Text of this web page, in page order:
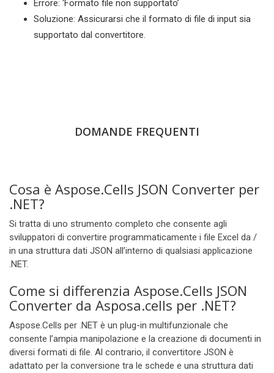
Errore: ‘Formato file non supportato’
Soluzione: Assicurarsi che il formato di file di input sia
supportato dal convertitore.
DOMANDE FREQUENTI
Cosa è Aspose.Cells JSON Converter per
.NET?
Si tratta di uno strumento completo che consente agli
sviluppatori di convertire programmaticamente i file Excel da /
in una struttura dati JSON all’interno di qualsiasi applicazione
.NET.
Come si differenzia Aspose.Cells JSON
Converter da Asposa.cells per .NET?
Aspose.Cells per .NET è un plug-in multifunzionale che
consente l’ampia manipolazione e la creazione di documenti in
diversi formati di file. Al contrario, il convertitore JSON è
adattato per la conversione tra le schede e una struttura dati